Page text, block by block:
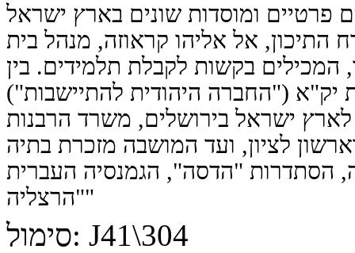
פרטיים ומוסדות שונים בארץ ישראל
התיכון, אל אליהו קראוזה, מנהל בית
המכילים בקשות לקבלת תלמידים. בין
יק"א ("החברה היהודית להתיישבות")
ישראל בירושלים, משרד הרבנות
לציון, ועד המושבה מזכרת בתיה
הסתדרות "הדסה", הגמנסיה העברית
"הרצליה"
סימול: J41\304